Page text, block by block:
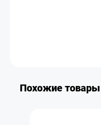
Похожие товары